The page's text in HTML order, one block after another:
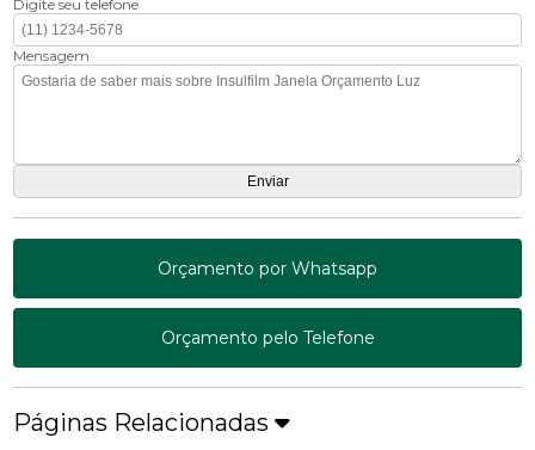
Digite seu telefone
Mensagem
Orçamento por Whatsapp
Orçamento pelo Telefone
Páginas Relacionadas